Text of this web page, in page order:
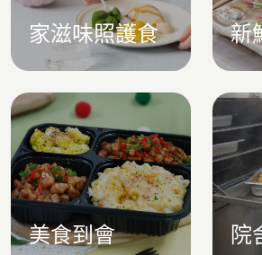
家滋味照護食 新
美食到會 院